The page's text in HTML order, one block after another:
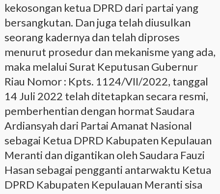
kekosongan ketua DPRD dari partai yang
bersangkutan. Dan juga telah diusulkan
seorang kadernya dan telah diproses
menurut prosedur dan mekanisme yang ada,
maka melalui Surat Keputusan Gubernur
Riau Nomor : Kpts. 1124/VII/2022, tanggal
14 Juli 2022 telah ditetapkan secara resmi,
pemberhentian dengan hormat Saudara
Ardiansyah dari Partai Amanat Nasional
sebagai Ketua DPRD Kabupaten Kepulauan
Meranti dan digantikan oleh Saudara Fauzi
Hasan sebagai pengganti antarwaktu Ketua
DPRD Kabupaten Kepulauan Meranti sisa